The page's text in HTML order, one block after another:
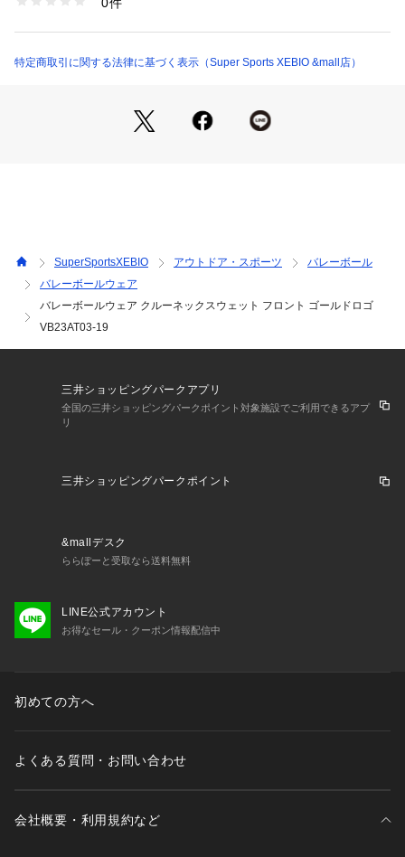
●シンプルなデザインで幅広い年代でスタイリングしやすいア
枚。
【商品の購入にあたっての注意事項】
※弊社独自の採寸・計量方法により計測を行っておりますた
予告なく変更することがあります。あらかじめご了承くださ
い。アルスト ALST スーパースポーツゼビオ ゼビオ Super Sp
orts XEBIO バレーボール バレー volleyball バレーボールウエ
ア ウェア ウォームアップシャツ ウォームアップシャツ トレー
内 体育館 練習 トレーニング 部活 クラブ ホワイト 白
1540000450865
0件
特定商取引に関する法律に基づく表示（Super Sports XEBIO &mall店）
SuperSportsXEBIO アウトドア・スポーツ
バレーボール
バレーボールウェア
バレーボールウェア クルーネックスウェット フロント ゴールドロゴ
VB23AT03-19
三井ショッピングパークアプリ
全国の三井ショッピングパークポイント対象施設でご利用できるアプ
リ
三井ショッピングパークポイント
&mallデスク
ららぽーと受取なら送料無料
LINE公式アカウント
お得なセール・クーポン情報配信中
初めての方へ
よくある質問・お問い合わせ
会社概要・利用規約など